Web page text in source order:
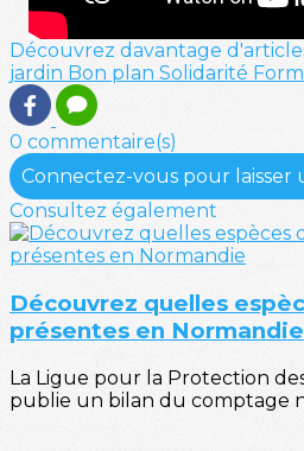
Découvrez davantage
jardin Bon plan Solidarité
0 commentaire(s)
Connectez-vous pour laisser
Consultez également
Découvrez quelles
présentes en Normandie
La Ligue pour la Protection
publie un bilan du comptage